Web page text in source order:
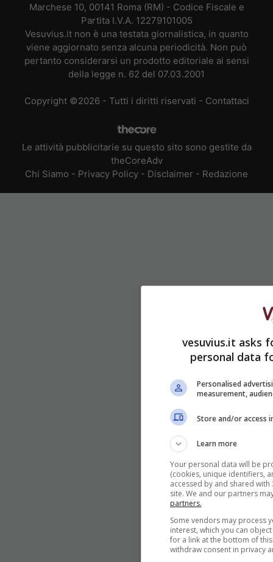
Marchese 10, 00141 Roma (RM) - Codice Fiscale e
Partita I.V.A. 12279101005
Vesuvius.it non è una testata giornalistica, in quanto
viene aggiornato senza alcuna periodicità. Non può
pertanto considerarsi un prodotto editoriale ai sensi
della legge n. 62 del 07.03.2001
Copyright ©2026 - Tutti i diritti riservati - Contattaci
Le attività pubblicitarie su questo sito sono gestite da
theCoreAdv
Chi Siamo - Privacy Policy - Disclaimer - Redazione
vesuvius.it asks
personal data
Personalised
measurement,
Store and/or access
Learn more
Your personal data will be
(cookies, unique identifiers,
accessed by and shared
site. We and our partners
partners.
Some vendors may process
interest, which you can
for a link at the bottom of
withdraw consent in privacy